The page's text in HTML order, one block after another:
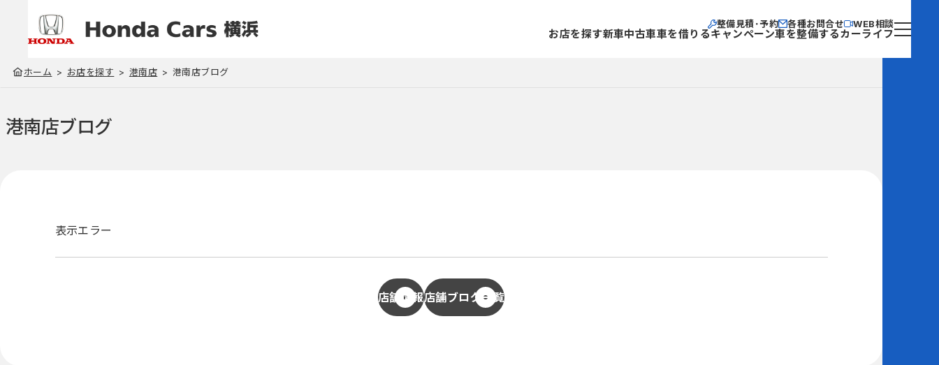
整備見積･予約 各種お問合せ WEB相談
お店を探す新車中古車車を借りるキャンペーン車を整備するカーライフ
ホーム お店を探す 港南店 港南店ブログ
港南店ブログ
表示エラー
店舗情報店舗ブログ一覧